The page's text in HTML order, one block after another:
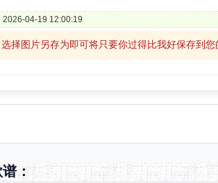
2026-04-19 12:00:19
择图片另存为即可将只要你过得比我好保存到
：